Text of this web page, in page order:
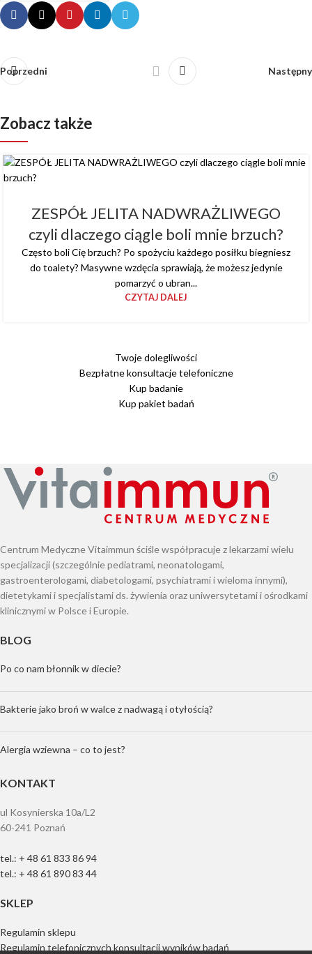
Poprzedni Następny
Zobacz także
ZESPÓŁ JELITA NADWRAŻLIWEGO
czyli dlaczego ciągle boli mnie brzuch?
Często boli Cię brzuch? Po spożyciu każdego posiłku biegniesz
do toalety? Masywne wzdęcia sprawiają, że możesz jedynie
pomarzyć o ubran...
CZYTAJ DALEJ
Twoje dolegliwości
Bezpłatne konsultacje telefoniczne
Kup badanie
Kup pakiet badań
Centrum Medyczne Vitaimmun ściśle współpracuje z lekarzami wielu
specjalizacji (szczególnie pediatrami, neonatologami,
gastroenterologami, diabetologami, psychiatrami i wieloma innymi),
dietetykami i specjalistami ds. żywienia oraz uniwersytetami i ośrodkami
klinicznymi w Polsce i Europie.
BLOG
Po co nam błonnik w diecie?
Bakterie jako broń w walce z nadwagą i otyłością?
Alergia wziewna – co to jest?
KONTAKT
ul Kosynierska 10a/L2
60-241 Poznań
tel.: + 48 61 833 86 94
tel.: + 48 61 890 83 44
SKLEP
Regulamin sklepu
Regulamin telefonicznych konsultacji wyników badań